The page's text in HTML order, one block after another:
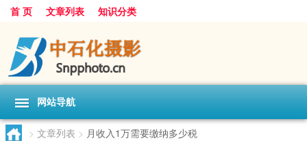
首 页 文章列表 知识分类
网站导航
> 文章列表 > 月收入1万需要缴纳多少税